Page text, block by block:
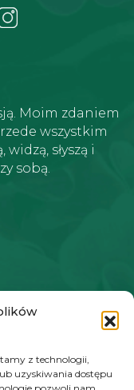
z technologii,
uzyskiwania dostępu
Moim zdaniem
wszystkim
słyszą i
sobą.